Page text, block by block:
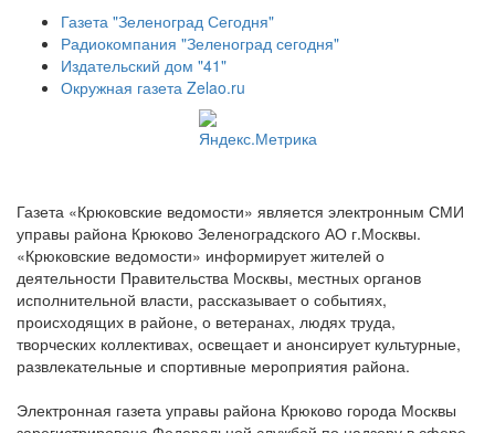
Газета "Зеленоград Сегодня"
Радиокомпания "Зеленоград сегодня"
Издательский дом "41"
Окружная газета Zelao.ru
Газета «Крюковские ведомости» является электронным СМИ
управы района Крюково Зеленоградского АО г.Москвы.
«Крюковские ведомости» информирует жителей о
деятельности Правительства Москвы, местных органов
исполнительной власти, рассказывает о событиях,
происходящих в районе, о ветеранах, людях труда,
творческих коллективах, освещает и анонсирует культурные,
развлекательные и спортивные мероприятия района.
Электронная газета управы района Крюково города Москвы